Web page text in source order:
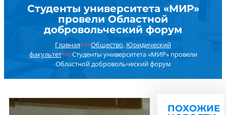
СТУДЕНТУ
ДОПОБРАЗОВАНИЕ
ОБ УНИВЕРСИТЕТЕ
НОВОСТИ
РЕЗУЛЬТАТ ПОИСКА:
Студенты университета «МИР»
провели Областной
добровольческий форум
Главная×××Общество, Юридический
факультет×××Студенты университета «МИР» провели
Областной добровольческий форум
ПОХОЖИЕ